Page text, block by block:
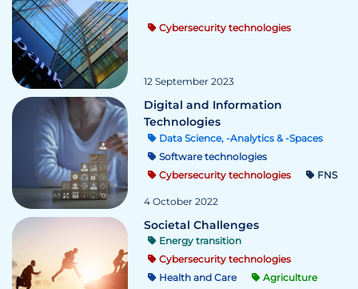
Cybersecurity technologies
12 September 2023
Digital and Information
Technologies
Data Science, -Analytics & -Spaces
Software technologies
Cybersecurity technologies
FNS
4 October 2022
Societal Challenges
Energy transition
Cybersecurity technologies
Health and Care
Agriculture